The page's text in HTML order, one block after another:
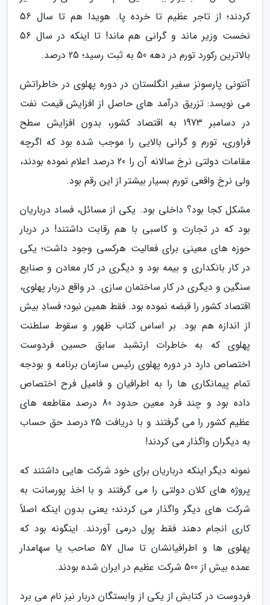
کردند؛ از تاجر عظیم تا خرده پا. هویدا هم تا سال 56
نخست وزیر ماند و گرانی هم ماند! تا اینکه در سال 56
بالاترین رکورد تورم در دهه 50 به ثبت رسید؛ 25 درصد.
آنتونی پارسونز سفیر انگلستان در دوره پهلوی در خاطراتش
می نویسد: تزریق درآمد های حاصل از افزایش قیمت نفت
در دسامبر 1973 به اقتصاد کشور، بدون افزایش سطح
فراوری، تورم و گرانی بالایی را موجب شده بود که اگرچه
مقامات دولتی نرخ سالانه آن را 20 درصد اعلام نموده بودند،
ولی نرخ واقعی تورم بسیار بیشتر از این رقم بود.
مشکل کجا بود؟ داخلی بود. یکی از مسائل، فساد درباریان
بود که در تجارت و کاسبی با هم رقابت داشتند! در دربار
حوزه های معینی برای فعالیت هرکسی وجود داشت؛ یکی
در کار بانکداری و بیمه بود و دیگری در کار معادن و صنایع
سنگین و دیگری در کار ساختمان سازی. در واقع دربار پهلوی،
اقتصاد کشور را قبضه نموده بود. فقط همین نبود؛ فسادِ بیش
از اندازه هم بود. بر اساس کتاب ظهور و سقوط سلطنت
پهلوی که به خاطرات ارتشبد سابق حسین فردوست
اختصاص دارد در دوره پهلوی رئیس سازمان برنامه و بودجه
تمام پیمانکاری ها را به اطرافیان و فامیل فرح اختصاص
داده بود و چند فرد معین حدود 80 درصد مقاطعه های
عظیم کشور را می گرفتند و با دریافت 25 درصد حق حساب
به دیگران واگذار می کردند!
نمونه دیگر اینکه درباریان برای خود شرکت هایی داشتند که
پروژه های کلان دولتی را می گرفتند و با اخذ پورسانت به
شرکت های دیگر واگذار می کردند؛ یعنی بدون اینکه اصلاً
کاری انجام دهند فقط پول درمی آوردند. اینگونه بود که
پهلوی ها و اطرافیانشان تا سال 57 صاحب یا سهامدار
عمده بیش از 500 شرکت عظیم در ایران شده بودند.
فردوست در کتابش از یکی از وابستگان دربار نیز نام می برد